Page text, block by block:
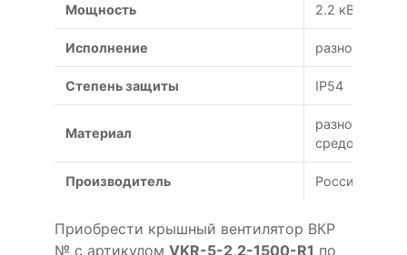
Мощность 2.2 кВт
Исполнение разнородное
Степень защиты IP54
Материал
разнородных
средой)
Производитель Россия
Приобрести крышный вентилятор ВКР
№ с артикулом VKR-5-2,2-1500-R1 по